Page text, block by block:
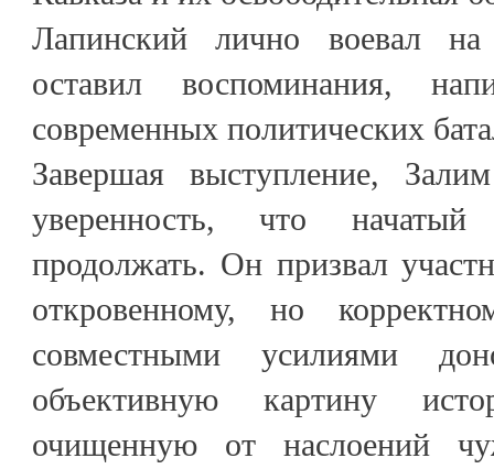
Лапинский лично воевал
оставил воспоминания,
современных политических
Завершая выступление,
уверенность, что начатый
продолжать. Он призвал
откровенному, но
совместными усилиями
объективную картину
очищенную от наслоений